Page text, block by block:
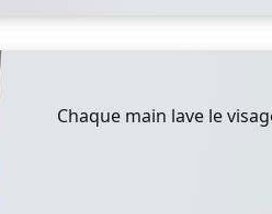
Chaque main lave le